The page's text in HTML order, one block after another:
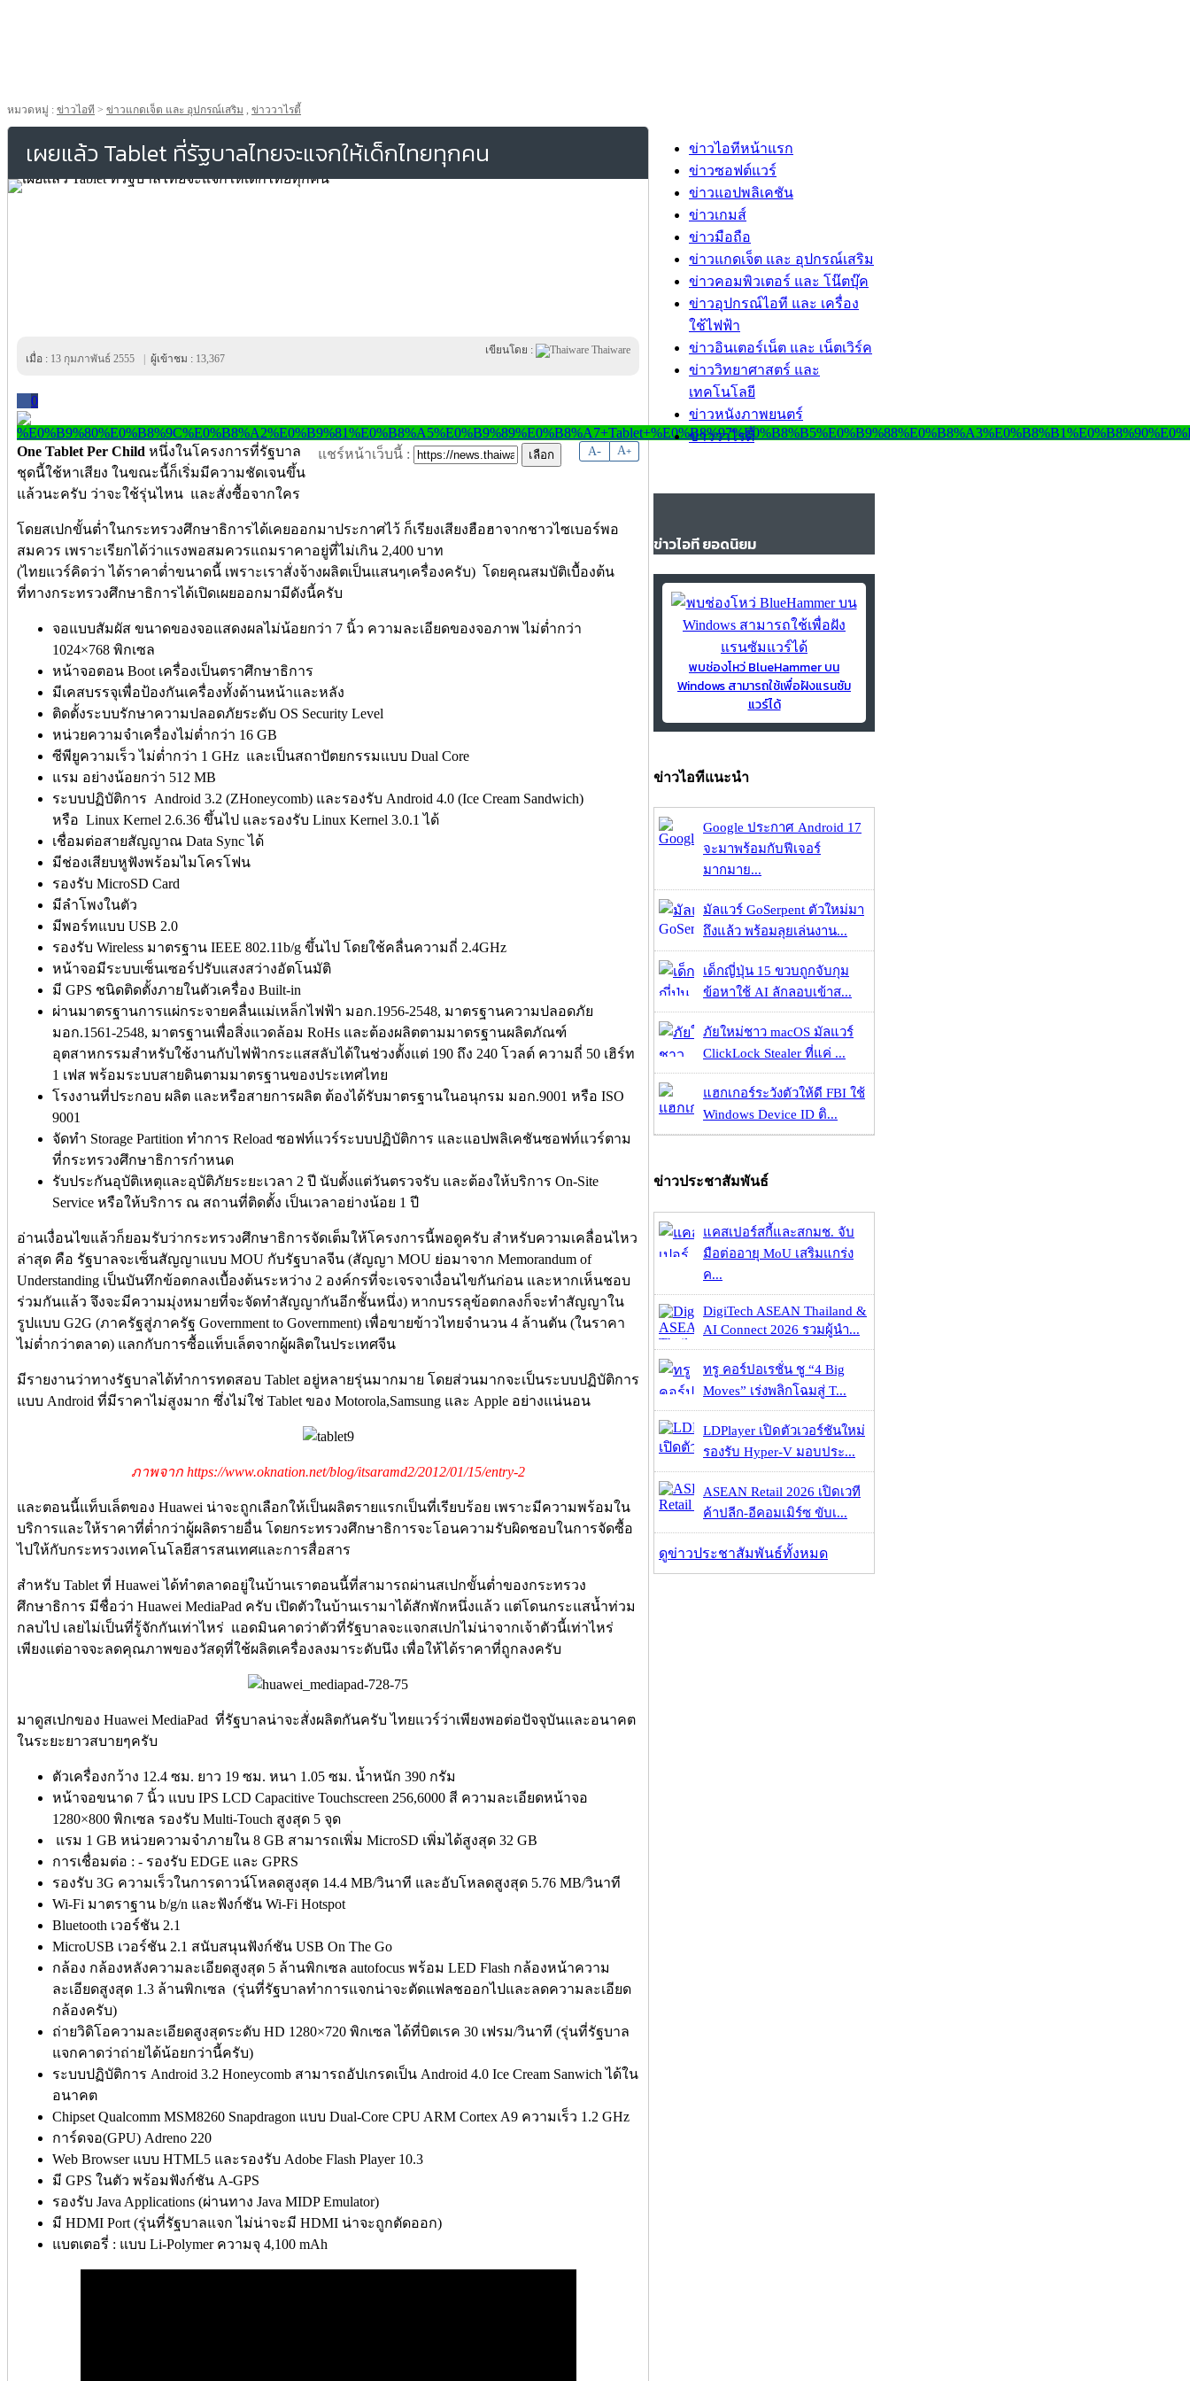
หมวดหมู่ : ข่าวไอที > ข่าวแกดเจ็ต และ อุปกรณ์เสริม , ข่าววาไรตี้
เผยแล้ว Tablet ที่รัฐบาลไทยจะแจกให้เด็กไทยทุกคน
เมื่อ : 13 กุมภาพันธ์ 2555 ผู้เข้าชม : 13,367
เขียนโดย : Thaiware
0
A- A+
แชร์หน้าเว็บนี้ :
One Tablet Per Child หนึ่งในโครงการที่รัฐบาล
ชุดนี้ใช้หาเสียง ในขณะนี้ก็เริ่มมีความชัดเจนขึ้น
แล้วนะครับ ว่าจะใช้รุ่นไหน และสั่งซื้อจากใคร
โดยสเปกขั้นต่ำในกระทรวงศึกษาธิการได้เคยออกมาประกาศไว้ ก็เรียงเสียงฮือฮาจากชาวไซเบอร์พอ
สมควร เพราะเรียกได้ว่าแรงพอสมควรแถมราคาอยู่ที่ไม่เกิน 2,400 บาท
(ไทยแวร์คิดว่า ได้ราคาต่ำขนาดนี้ เพราะเราสั่งจ้างผลิตเป็นแสนๆเครื่องครับ) โดยคุณสมบัติเบื้องต้น
ที่ทางกระทรวงศึกษาธิการได้เปิดเผยออกมามีดังนี้ครับ
จอแบบสัมผัส ขนาดของจอแสดงผลไม่น้อยกว่า 7 นิ้ว ความละเอียดของจอภาพ ไม่ต่ำกว่า
1024×768 พิกเซล
หน้าจอตอน Boot เครื่องเป็นตราศึกษาธิการ
มีเคสบรรจุเพื่อป้องกันเครื่องทั้งด้านหน้าและหลัง
ติดตั้งระบบรักษาความปลอดภัยระดับ OS Security Level
หน่วยความจำเครื่องไม่ต่ำกว่า 16 GB
ซีพียูความเร็ว ไม่ต่ำกว่า 1 GHz และเป็นสถาปัตยกรรมแบบ Dual Core
แรม อย่างน้อยกว่า 512 MB
ระบบปฏิบัติการ Android 3.2 (ZHoneycomb) และรองรับ Android 4.0 (Ice Cream Sandwich)
หรือ Linux Kernel 2.6.36 ขึ้นไป และรองรับ Linux Kernel 3.0.1 ได้
เชื่อมต่อสายสัญญาณ Data Sync ได้
มีช่องเสียบหูฟังพร้อมไมโครโฟน
รองรับ MicroSD Card
มีลำโพงในตัว
มีพอร์ทแบบ USB 2.0
รองรับ Wireless มาตรฐาน IEEE 802.11b/g ขึ้นไป โดยใช้คลื่นความถี่ 2.4GHz
หน้าจอมีระบบเซ็นเซอร์ปรับแสงสว่างอัตโนมัติ
มี GPS ชนิดติดตั้งภายในตัวเครื่อง Built-in
ผ่านมาตรฐานการแผ่กระจายคลื่นแม่เหล็กไฟฟ้า มอก.1956-2548, มาตรฐานความปลอดภัย
มอก.1561-2548, มาตรฐานเพื่อสิ่งแวดล้อม RoHs และต้องผลิตตามมาตรฐานผลิตภัณฑ์
อุตสาหกรรมสำหรับใช้งานกับไฟฟ้ากระแสสลับได้ในช่วงตั้งแต่ 190 ถึง 240 โวลต์ ความถี่ 50 เฮิร์ท
1 เฟส พร้อมระบบสายดินตามมาตรฐานของประเทศไทย
โรงงานที่ประกอบ ผลิต และหรือสายการผลิต ต้องได้รับมาตรฐานในอนุกรม มอก.9001 หรือ ISO
9001
จัดทำ Storage Partition ทำการ Reload ซอฟท์แวร์ระบบปฏิบัติการ และแอปพลิเคชันซอฟท์แวร์ตาม
ที่กระทรวงศึกษาธิการกำหนด
รับประกันอุบัติเหตุและอุบัติภัยระยะเวลา 2 ปี นับตั้งแต่วันตรวจรับ และต้องให้บริการ On-Site
Service หรือให้บริการ ณ สถานที่ติดตั้ง เป็นเวลาอย่างน้อย 1 ปี
อ่านเงื่อนไขแล้วก็ยอมรับว่ากระทรวงศึกษาธิการจัดเต็มให้โครงการนี้พอดูครับ สำหรับความเคลื่อนไหว
ล่าสุด คือ รัฐบาลจะเซ็นสัญญาแบบ MOU กับรัฐบาลจีน (สัญญา MOU ย่อมาจาก Memorandum of
Understanding เป็นบันทึกข้อตกลงเบื้องต้นระหว่าง 2 องค์กรที่จะเจรจาเงื่อนไขกันก่อน และหากเห็นชอบ
ร่วมกันแล้ว จึงจะมีความมุ่งหมายที่จะจัดทำสัญญากันอีกชั้นหนึ่ง) หากบรรลุข้อตกลงก็จะทำสัญญาใน
รูปแบบ G2G (ภาครัฐสู่ภาครัฐ Government to Government) เพื่อขายข้าวไทยจำนวน 4 ล้านตัน (ในราคา
ไม่ต่ำกว่าตลาด) แลกกับการซื้อแท็บเล็ตจากผู้ผลิตในประเทศจีน
มีรายงานว่าทางรัฐบาลได้ทำการทดสอบ Tablet อยู่หลายรุ่นมากมาย โดยส่วนมากจะเป็นระบบปฏิบัติการ
แบบ Android ที่มีราคาไม่สูงมาก ซึ่งไม่ใช่ Tablet ของ Motorola,Samsung และ Apple อย่างแน่นอน
ภาพจาก https://www.oknation.net/blog/itsaramd2/2012/01/15/entry-2
และตอนนี้แท็บเล็ตของ Huawei น่าจะถูกเลือกให้เป็นผลิตรายแรกเป็นที่เรียบร้อย เพราะมีความพร้อมใน
บริการและให้ราคาที่ต่ำกว่าผู้ผลิตรายอื่น โดยกระทรวงศึกษาธิการจะโอนความรับผิดชอบในการจัดซื้อ
ไปให้กับกระทรวงเทคโนโลยีสารสนเทศและการสื่อสาร
สำหรับ Tablet ที่ Huawei ได้ทำตลาดอยู่ในบ้านเราตอนนี้ที่สามารถผ่านสเปกขั้นต่ำของกระทรวง
ศึกษาธิการ มีชื่อว่า Huawei MediaPad ครับ เปิดตัวในบ้านเรามาได้สักพักหนึ่งแล้ว แต่โดนกระแสน้ำท่วม
กลบไป เลยไม่เป็นที่รู้จักกันเท่าไหร่ แอดมินคาดว่าตัวที่รัฐบาลจะแจกสเปกไม่น่าจากเจ้าตัวนี้เท่าไหร่
เพียงแต่อาจจะลดคุณภาพของวัสดุที่ใช้ผลิตเครื่องลงมาระดับนึง เพื่อให้ได้ราคาที่ถูกลงครับ
มาดูสเปกของ Huawei MediaPad ที่รัฐบาลน่าจะสั่งผลิตกันครับ ไทยแวร์ว่าเพียงพอต่อปัจจุบันและอนาคต
ในระยะยาวสบายๆครับ
ตัวเครื่องกว้าง 12.4 ซม. ยาว 19 ซม. หนา 1.05 ซม. น้ำหนัก 390 กรัม
หน้าจอขนาด 7 นิ้ว แบบ IPS LCD Capacitive Touchscreen 256,6000 สี ความละเอียดหน้าจอ
1280×800 พิกเซล รองรับ Multi-Touch สูงสุด 5 จุด
แรม 1 GB หน่วยความจำภายใน 8 GB สามารถเพิ่ม MicroSD เพิ่มได้สูงสุด 32 GB
การเชื่อมต่อ : - รองรับ EDGE และ GPRS
รองรับ 3G ความเร็วในการดาวน์โหลดสูงสุด 14.4 MB/วินาที และอับโหลดสูงสุด 5.76 MB/วินาที
Wi-Fi มาตราฐาน b/g/n และฟังก์ชัน Wi-Fi Hotspot
Bluetooth เวอร์ชัน 2.1
MicroUSB เวอร์ชัน 2.1 สนับสนุนฟังก์ชัน USB On The Go
กล้อง กล้องหลังความละเอียดสูงสุด 5 ล้านพิกเซล autofocus พร้อม LED Flash กล้องหน้าความ
ละเอียดสูงสุด 1.3 ล้านพิกเซล (รุ่นที่รัฐบาลทำการแจกน่าจะตัดแฟลชออกไปและลดความละเอียด
กล้องครับ)
ถ่ายวิดิโอความละเอียดสูงสุดระดับ HD 1280×720 พิกเซล ได้ที่บิตเรค 30 เฟรม/วินาที (รุ่นที่รัฐบาล
แจกคาดว่าถ่ายได้น้อยกว่านี้ครับ)
ระบบปฏิบัติการ Android 3.2 Honeycomb สามารถอัปเกรดเป็น Android 4.0 Ice Cream Sanwich ได้ใน
อนาคต
Chipset Qualcomm MSM8260 Snapdragon แบบ Dual-Core CPU ARM Cortex A9 ความเร็ว 1.2 GHz
การ์ดจอ(GPU) Adreno 220
Web Browser แบบ HTML5 และรองรับ Adobe Flash Player 10.3
มี GPS ในตัว พร้อมฟังก์ชัน A-GPS
รองรับ Java Applications (ผ่านทาง Java MIDP Emulator)
มี HDMI Port (รุ่นที่รัฐบาลแจก ไม่น่าจะมี HDMI น่าจะถูกตัดออก)
แบตเตอรี่ : แบบ Li-Polymer ความจุ 4,100 mAh
ข่าวไอทีหน้าแรก
ข่าวซอฟต์แวร์
ข่าวแอปพลิเคชัน
ข่าวเกมส์
ข่าวมือถือ
ข่าวแกดเจ็ต และ อุปกรณ์เสริม
ข่าวคอมพิวเตอร์ และ โน๊ตบุ๊ค
ข่าวอุปกรณ์ไอที และ เครื่อง
ใช้ไฟฟ้า
ข่าวอินเตอร์เน็ต และ เน็ตเวิร์ค
ข่าววิทยาศาสตร์ และ
เทคโนโลยี
ข่าวหนังภาพยนตร์
ข่าววาไรตี้
ข่าวไอที ยอดนิยม
พบช่องโหว่ BlueHammer บน
Windows สามารถใช้เพื่อฝังแรนซัม
แวร์ได้
ข่าวไอทีแนะนำ
Google ประกาศ Android 17
จะมาพร้อมกับฟีเจอร์
มากมาย...
มัลแวร์ GoSerpent ตัวใหม่มา
ถึงแล้ว พร้อมลุยเล่นงาน...
เด็กญี่ปุ่น 15 ขวบถูกจับกุม
ข้อหาใช้ AI ลักลอบเข้าส...
ภัยใหม่ชาว macOS มัลแวร์
ClickLock Stealer ที่แค่ ...
แฮกเกอร์ระวังตัวให้ดี FBI ใช้
Windows Device ID ติ...
ข่าวประชาสัมพันธ์
แคสเปอร์สกี้และสกมช. จับ
มือต่ออายุ MoU เสริมแกร่ง
ค...
DigiTech ASEAN Thailand &
AI Connect 2026 รวมผู้นำ...
ทรู คอร์ปอเรชั่น ชู “4 Big
Moves” เร่งพลิกโฉมสู่ T...
LDPlayer เปิดตัวเวอร์ชันใหม่
รองรับ Hyper-V มอบประ...
ASEAN Retail 2026 เปิดเวที
ค้าปลีก-อีคอมเมิร์ซ ขับเ...
ดูข่าวประชาสัมพันธ์ทั้งหมด